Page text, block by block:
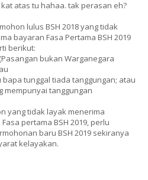
atas tu hahaa. tak perasan eh?
lulus BSH 2018 yang tidak
bayaran Fasa Pertama BSH 2019
berikut:
bukan Warganegara
bapa tunggal tiada tanggungan; atau
mempunyai tanggungan
yang tidak layak menerima
pertama BSH 2019, perlu
baru BSH 2019 sekiranya
kelayakan.